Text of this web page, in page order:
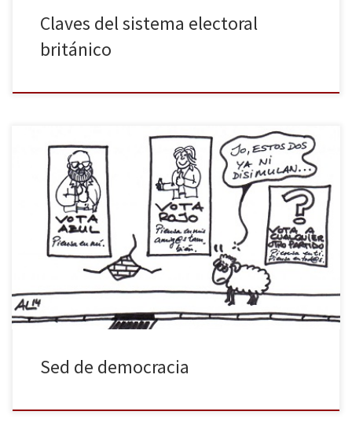
Claves del sistema electoral
británico
La ciudadanía tiene sed de democracia. La lejía bipartidista, lejos
de calmarla, agrava el problema, pues con su apariencia de
democracia, nos destroza por dentro. Seguimos teniendo sed y
algunas personas no saben qué beber. Lo que tienen claro es que
no quieren más lejía bipartidista. Vota a cualquier otro […]
Sed de democracia